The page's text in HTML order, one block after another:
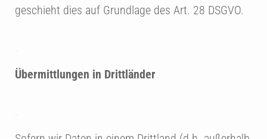
geschieht dies auf Grundlage des Art. 28 DSGVO.
Übermittlungen in Drittländer